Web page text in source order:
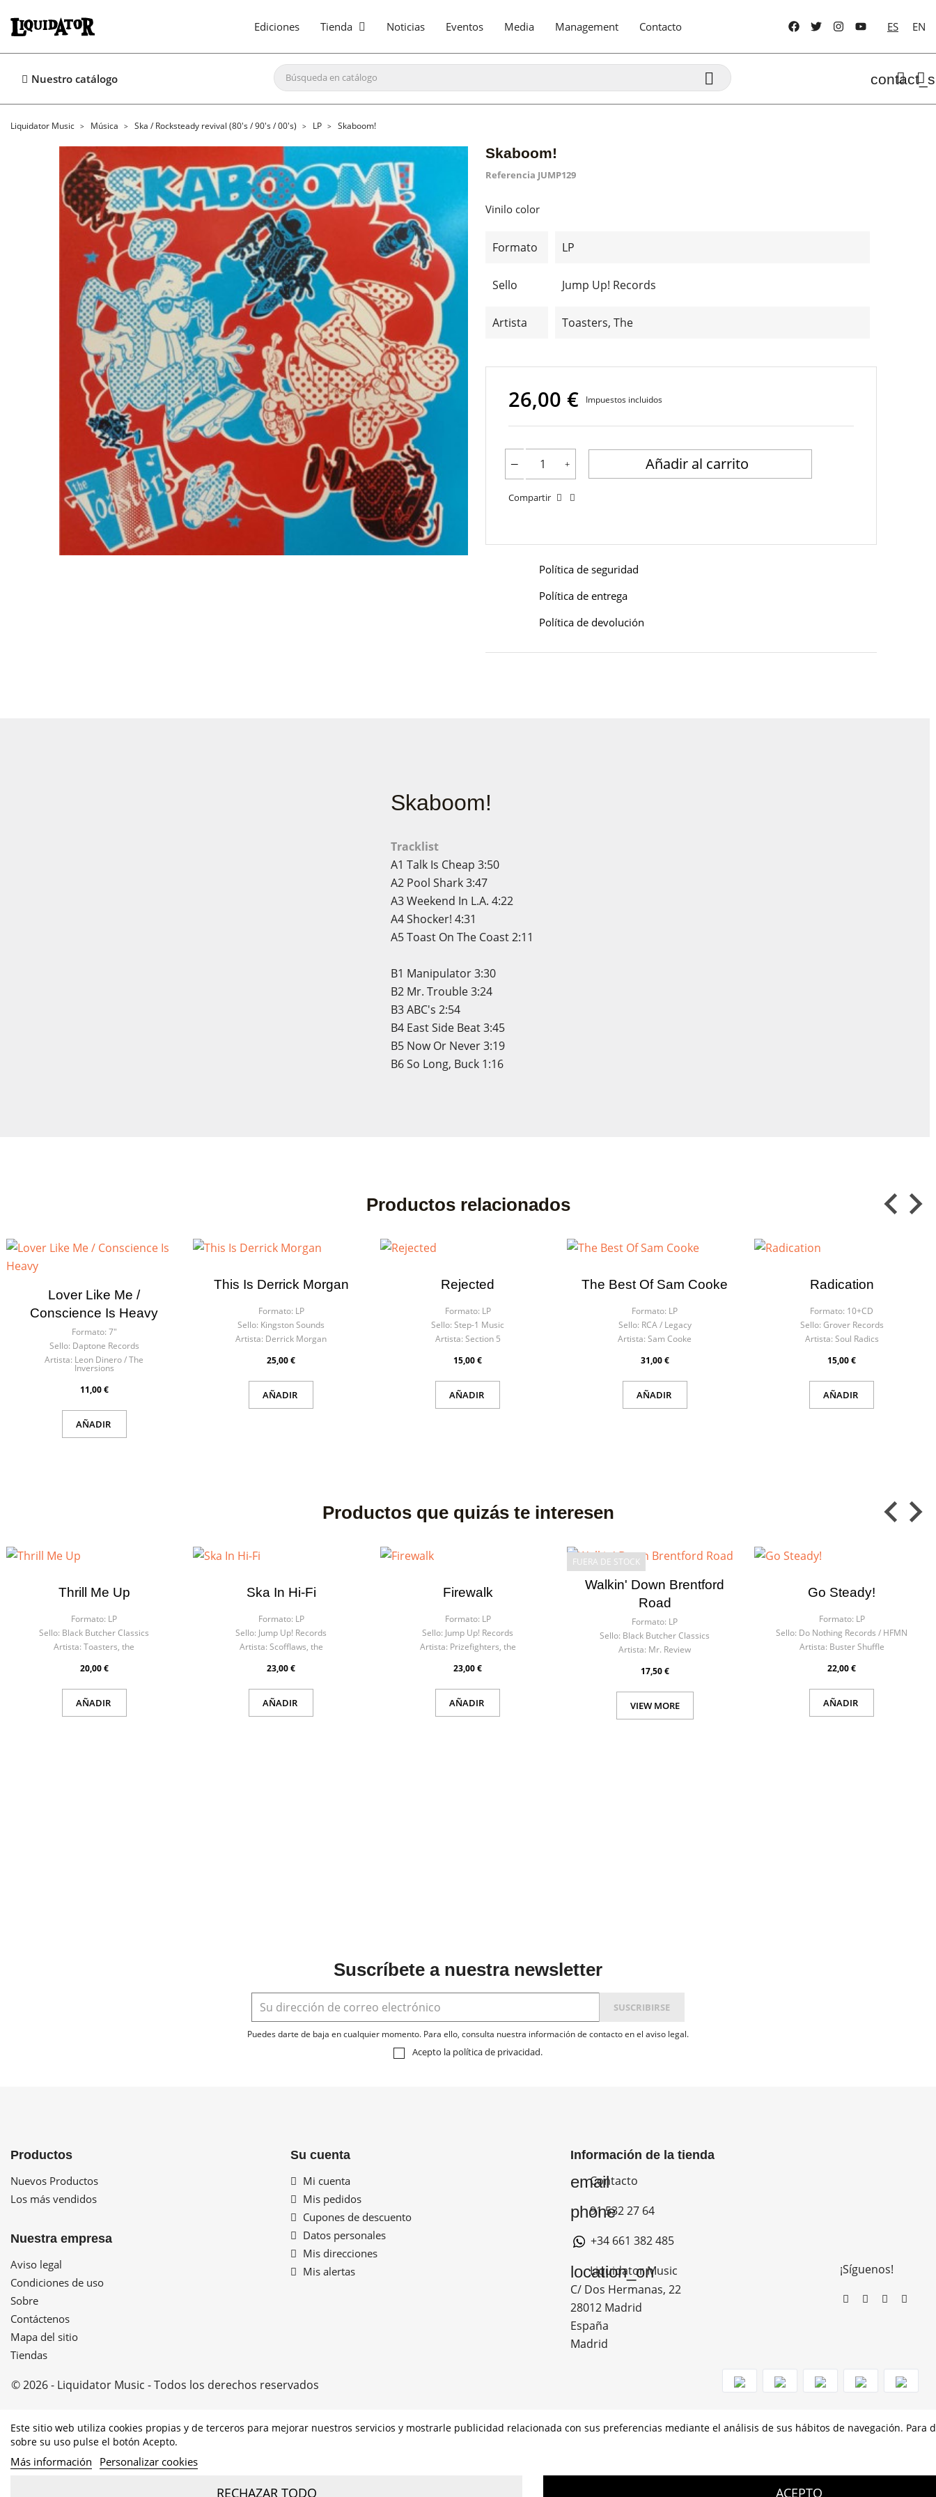
Ediciones Tienda Noticias Eventos Media Management Contacto ES EN
Nuestro catálogo 
Liquidator Music Música Ska / Rocksteady revival (80's / 90's / 00's) LP Skaboom!
Skaboom!
Referencia JUMP129
Vinilo color
Formato LP
Sello Jump Up! Records
Artista Toasters, The
26,00 € Impuestos incluidos
Añadir al carrito
Compartir
Política de seguridad
Política de entrega
Política de devolución
Skaboom!
Tracklist
A1 Talk Is Cheap 3:50
A2 Pool Shark 3:47
A3 Weekend In L.A. 4:22
A4 Shocker! 4:31
A5 Toast On The Coast 2:11
B1 Manipulator 3:30
B2 Mr. Trouble 3:24
B3 ABC's 2:54
B4 East Side Beat 3:45
B5 Now Or Never 3:19
B6 So Long, Buck 1:16
Productos relacionados
Lover Like Me /
Conscience Is Heavy
Formato: 7"
Sello: Daptone Records
Artista: Leon Dinero / The
Inversions
11,00 €
AÑADIR
This Is Derrick Morgan
Formato: LP
Sello: Kingston Sounds
Artista: Derrick Morgan
25,00 €
AÑADIR
Rejected
Formato: LP
Sello: Step-1 Music
Artista: Section 5
15,00 €
AÑADIR
The Best Of Sam Cooke
Formato: LP
Sello: RCA / Legacy
Artista: Sam Cooke
31,00 €
AÑADIR
Radication
Formato: 10+CD
Sello: Grover Records
Artista: Soul Radics
15,00 €
AÑADIR
Productos que quizás te interesen
Thrill Me Up
Formato: LP
Sello: Black Butcher Classics
Artista: Toasters, the
20,00 €
AÑADIR
Ska In Hi-Fi
Formato: LP
Sello: Jump Up! Records
Artista: Scofflaws, the
23,00 €
AÑADIR
Firewalk
Formato: LP
Sello: Jump Up! Records
Artista: Prizefighters, the
23,00 €
AÑADIR
Walkin' Down Brentford
Road
Formato: LP
Sello: Black Butcher Classics
Artista: Mr. Review
17,50 €
VIEW MORE
FUERA DE STOCK
Go Steady!
Formato: LP
Sello: Do Nothing Records / HFMN
Artista: Buster Shuffle
22,00 €
AÑADIR
Suscríbete a nuestra newsletter
Puedes darte de baja en cualquier momento. Para ello, consulta nuestra información de contacto en el aviso legal.
Acepto la política de privacidad.
Productos
Nuevos Productos
Los más vendidos
Nuestra empresa
Aviso legal
Condiciones de uso
Sobre
Contáctenos
Mapa del sitio
Tiendas
Su cuenta
Mi cuenta
Mis pedidos
Cupones de descuento
Datos personales
Mis direcciones
Mis alertas
Información de la tienda
email
Contacto
phone
91 532 27 64
+34 661 382 485
location_on
Liquidator Music
C/ Dos Hermanas, 22
28012 Madrid
España
Madrid
¡Síguenos!
Este sitio web utiliza cookies propias y de terceros para mejorar nuestros servicios y mostrarle publicidad relacionada con sus preferencias mediante el análisis de sus hábitos de navegación. Para
sobre su uso pulse el botón Acepto.
Más información Personalizar cookies
RECHAZAR TODO ACEPTO
© 2026 - Liquidator Music - Todos los derechos reservados
PROGRAMA KIT DIGITAL COFINANCIADO POR LOS FONDOS NEXT GENERATION (EU) DEL MECANISMO DE RECUPERACIÓN Y RESILENCIA